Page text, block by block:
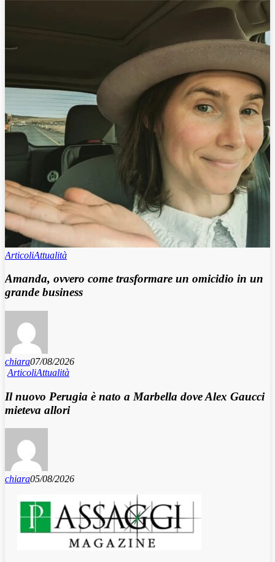
ArticoliAttualità
Amanda, ovvero come trasformare un omicidio in un
grande business
chiara07/08/2026
ArticoliAttualità
Il nuovo Perugia è nato a Marbella dove Alex Gaucci
mieteva allori
chiara05/08/2026